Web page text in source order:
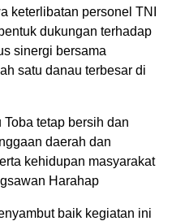
keterlibatan personel TNI
dukungan terhadap
sinergi bersama
satu danau terbesar di
tetap bersih dan
daerah dan
kehidupan masyarakat
Harahap
baik kegiatan ini